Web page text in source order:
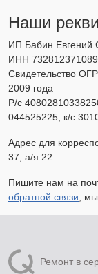
Наши
ИП Бабин Евгений
ИНН 732812371089
Свидетельство
2009 года
Р/с
044525225, к/с
Адрес для
37, а/я 22
Пишите нам на
обратной связи ,
Ремонт в